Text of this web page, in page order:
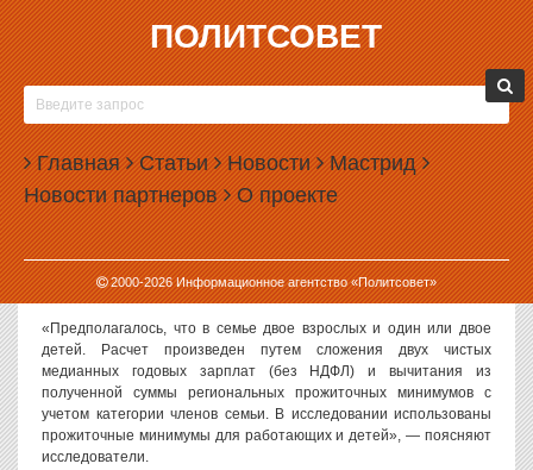
ПОЛИТСОВЕТ
Главная Статьи Новости Мастрид
Новости партнеров О проекте
2000-2026Информационное агентство «Политсовет»
01.06.2026, 13:52
СВЕРДЛОВСКАЯ ОБЛАСТЬ ЗАНЯЛА 22 МЕСТО
ПО БЛАГОСОСТОЯНИЮ СЕМЕЙ
Свердловская область по итогам 2025 года заняла 22 место в
рейтинге регионов по благосостоянию семей.
Результаты исследованияпубликуетРИА Новости. Авторы
рейтинга подсчитали, сколько денег останется у
среднестатистической семьи после минимальных расходов.
«Предполагалось, что в семье двое взрослых и один или двое
детей. Расчет произведен путем сложения двух чистых
медианных годовых зарплат (без НДФЛ) и вычитания из
полученной суммы региональных прожиточных минимумов с
учетом категории членов семьи. В исследовании использованы
прожиточные минимумы для работающих и детей», — поясняют
исследователи.